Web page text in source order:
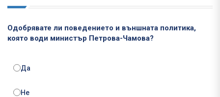
Одобрявате ли поведението и външната политика,
която води министър Петрова-Чамова?
Да
Не